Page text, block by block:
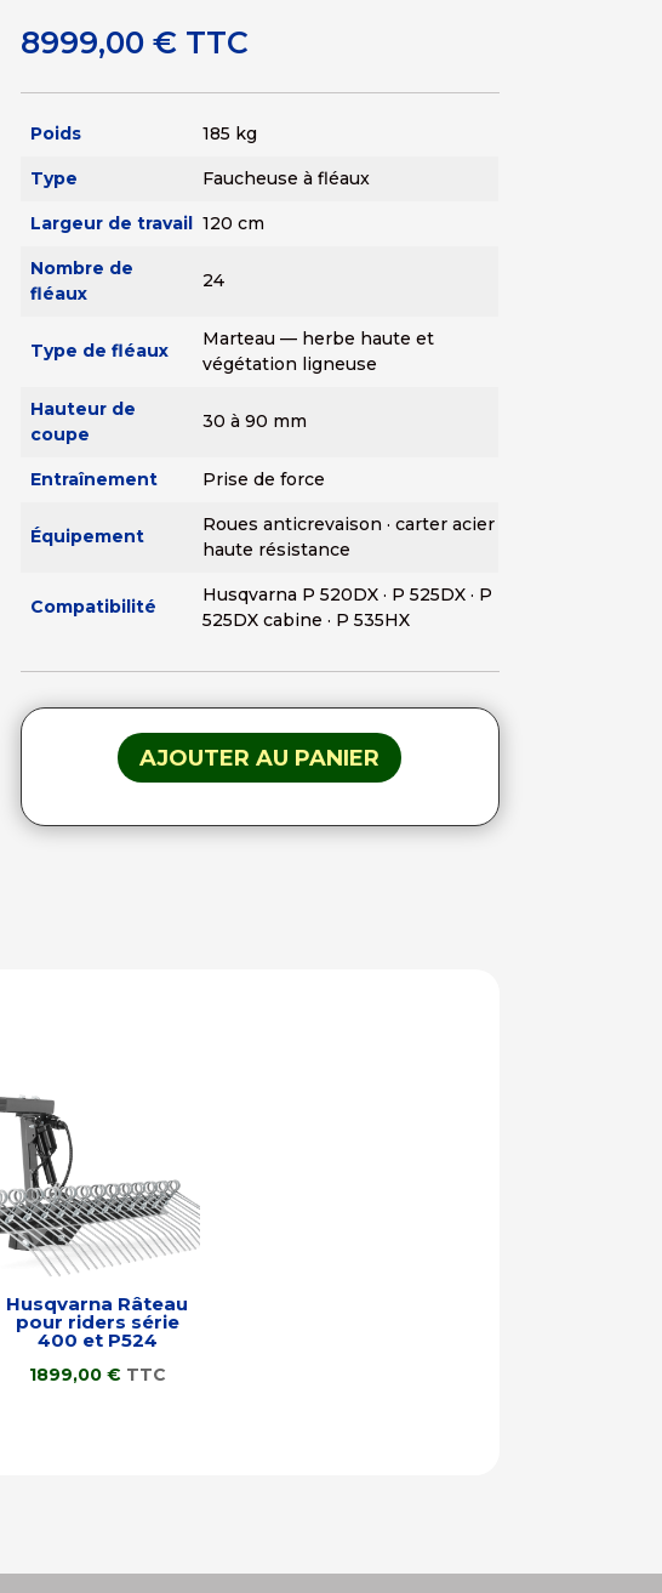
8999,00 € TTC
Poids 185 kg
Type Faucheuse à fléaux
Largeur de travail 120 cm
Nombre de
fléaux
24
Type de fléaux
Marteau — herbe haute et
végétation ligneuse
Hauteur de
coupe
30 à 90 mm
Entraînement Prise de force
Équipement
Roues anticrevaison · carter acier
haute résistance
Compatibilité
Husqvarna P 520DX · P 525DX · P
525DX cabine · P 535HX
AJOUTER AU PANIER
Husqvarna Râteau
pour riders série
400 et P524
1899,00 € TTC